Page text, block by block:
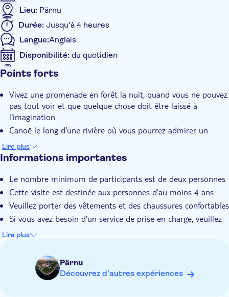
Lieu: Pärnu
Durée: Jusqu'à 4 heures
Langue:Anglais
Disponibilité: du quotidien
Bon électronique accepté
Confirmation instantanée
Visite de groupe
Points forts
Vivez une promenade en forêt la nuit, quand vous ne pouvez
pas tout voir et que quelque chose doit être laissé à
l'imagination
Canoë le long d'une rivière où vous pourrez admirer un
habitat de castors
Marchez au bord de la rivière et dans la forêt
Lire plus
Informations importantes
Le nombre minimum de participants est de deux personnes
Cette visite est destinée aux personnes d'au moins 4 ans
Veuillez porter des vêtements et des chaussures confortables
Si vous avez besoin d'un service de prise en charge, veuillez
contacter le voyagiste avec le numéro de téléphone que vous
trouverez sur le bon, pour convenir du lieu et de l'heure de
Lire plus
Pärnu
Découvrez d'autres expériences